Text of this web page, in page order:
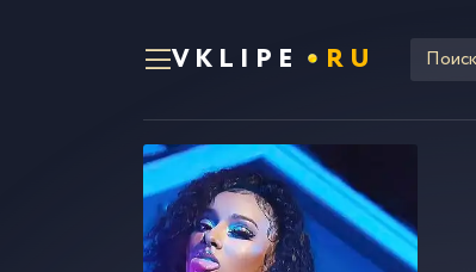
VKLIPE RU